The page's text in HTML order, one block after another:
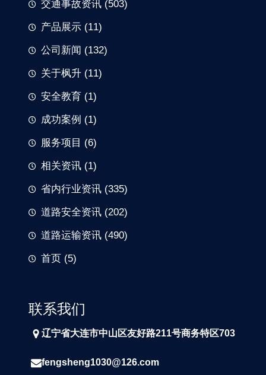
交通事故资讯 (503)
产品展示 (11)
公司新闻 (132)
关于枫升 (11)
安全教育 (1)
成功案例 (1)
服务项目 (6)
相关资讯 (1)
省内行业资讯 (335)
道路安全资讯 (202)
道路运输资讯 (490)
首页 (5)
联系我们
辽宁省大连市中山区友好路211号商务特区703
fengsheng1030@126.com